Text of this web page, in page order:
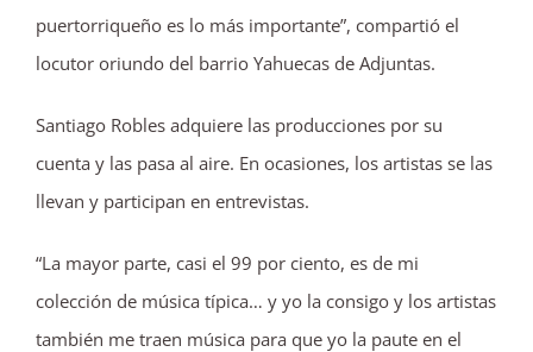
puertorriqueño es lo más importante”, compartió el
locutor oriundo del barrio Yahuecas de Adjuntas.
Santiago Robles adquiere las producciones por su
cuenta y las pasa al aire. En ocasiones, los artistas se las
llevan y participan en entrevistas.
“La mayor parte, casi el 99 por ciento, es de mi
colección de música típica… y yo la consigo y los artistas
también me traen música para que yo la paute en el